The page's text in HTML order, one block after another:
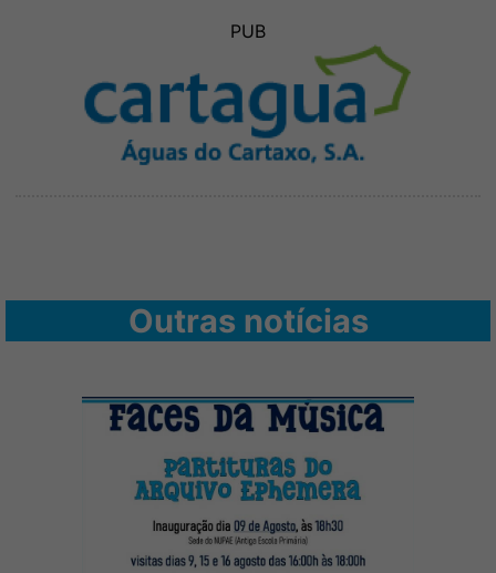
PUB
Outras notícias